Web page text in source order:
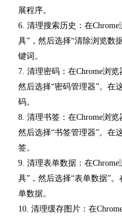
展程序。
6. 清理搜索历史：在
具”，然后选择“清除浏览数
键词。
7. 清理密码：在Chrome浏
然后选择“密码管理器”。在
码。
8. 清理书签：在Chrome浏览
然后选择“书签管理器”。在
签。
9. 清理表单数据：在
具”，然后选择“表单数据”
单数据。
10. 清理缓存图片：在